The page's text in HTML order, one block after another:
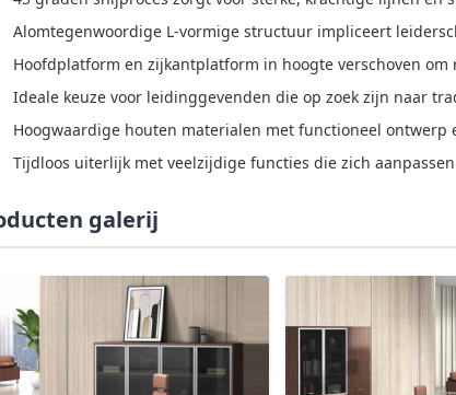
Alomtegenwoordige L-vormige structuur impliceert
Hoofdplatform en zijkantplatform in hoogte verschoven
Ideale keuze voor leidinggevenden die op zoek zijn naar
Hoogwaardige houten materialen met functioneel ontwerp
Tijdloos uiterlijk met veelzijdige functies die zich
galerij